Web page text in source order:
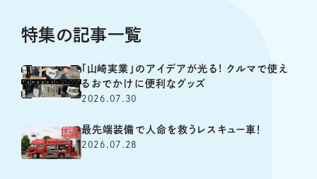
特集の記事一覧
「山崎実業」のアイデアが光る! クルマで使え
るおでかけに便利なグッズ
2026.07.30
最先端装備で人命を救うレスキュー車！
2026.07.28